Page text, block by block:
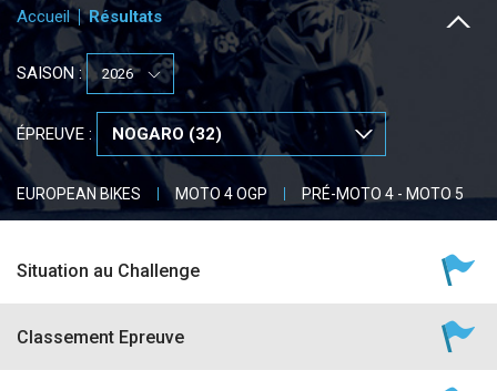
PRESSE
PRESSE
accéder à la billetterie
Accueil Résultats
SAISON :
ÉPREUVE :
EUROPEAN BIKES MOTO 4 OGP PRÉ-MOTO 4 - MOTO 5
Situation au Challenge
Classement Epreuve